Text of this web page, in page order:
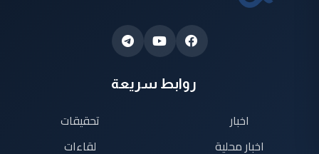
روابط سريعة
اخبار
اخبار محلية
تحقيقات
لقاءات